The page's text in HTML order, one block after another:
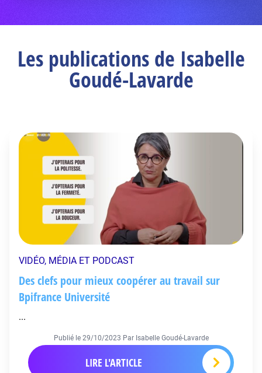
Les publications de Isabelle
Goudé-Lavarde
VIDÉO, MÉDIA ET PODCAST
Des clefs pour mieux coopérer au travail sur
Bpifrance Université
...
Publié le 29/10/2023 Par Isabelle Goudé-Lavarde
LIRE L'ARTICLE